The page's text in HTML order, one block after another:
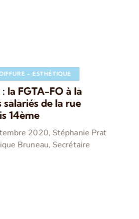
- ESTHÉTIQUE
la FGTA-FO à la
de la rue
14ème
2020, Stéphanie Prat
Bruneau, Secrétaire